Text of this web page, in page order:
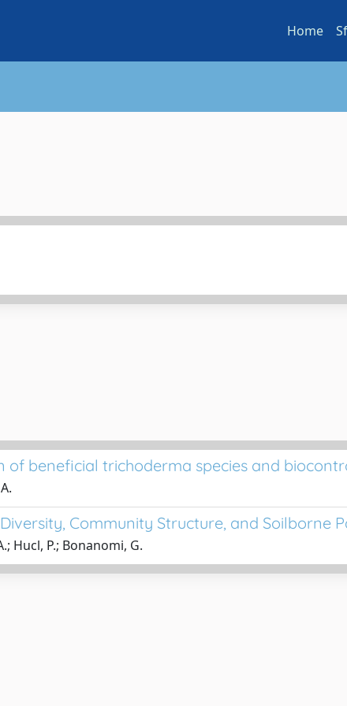
Home
of beneficial trichoderma species and
Community Structure, and Soilborne
Hucl, P.; Bonanomi, G.